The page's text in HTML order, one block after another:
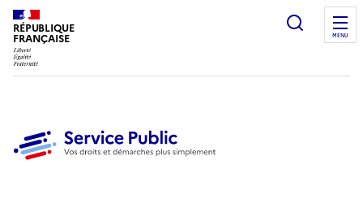
RÉPUBLIQUE
FRANÇAISE
Ouvrir
MENU